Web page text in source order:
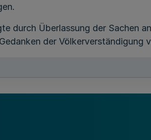
durch Überlassung der Sachen
der Völkerverständigung
Einziehung des Vermögens